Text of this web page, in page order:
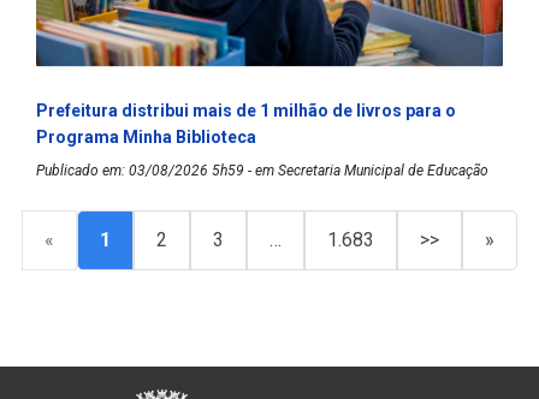
Prefeitura distribui mais de 1 milhão de livros para o
Programa Minha Biblioteca
Publicado em: 03/08/2026 5h59 - em Secretaria Municipal de Educação
« 1 2 3 … 1.683 >> »